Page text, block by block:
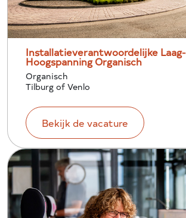
Installatieverantwoordelijke
Hoogspanning Organisch
Organisch
Tilburg of Venlo
Bekijk de vacature